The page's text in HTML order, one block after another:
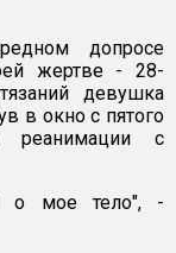
допросе
жертве - 28-
девушка
в окно с пятого
реанимации с
о мое тело", -